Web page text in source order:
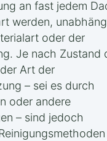
an fast jedem
werden,
oder der
Je nach Zustand
Art der
– sei es durch
oder andere
– sind jedoch